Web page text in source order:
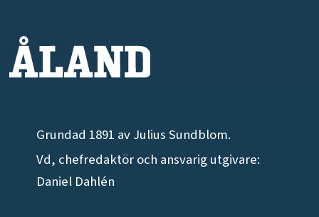
Grundad 1891 av Julius Sundblom.
Vd, chefredaktör och ansvarig utgivare:
Daniel Dahlén